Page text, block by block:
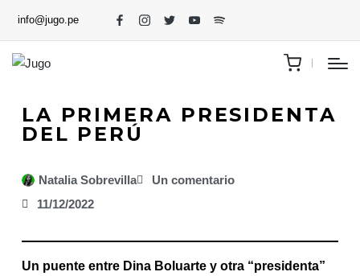
info@jugo.pe
LA PRIMERA PRESIDENTA
DEL PERÚ
Natalia Sobrevilla
Un comentario
11/12/2022
Un puente entre Dina Boluarte y otra “presidenta”